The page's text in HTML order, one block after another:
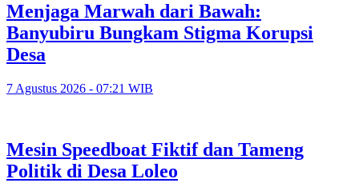
Menjaga Marwah dari Bawah:
Banyubiru Bungkam Stigma Korupsi
Desa
7 Agustus 2026 - 07:21 WIB
Mesin Speedboat Fiktif dan Tameng
Politik di Desa Loleo